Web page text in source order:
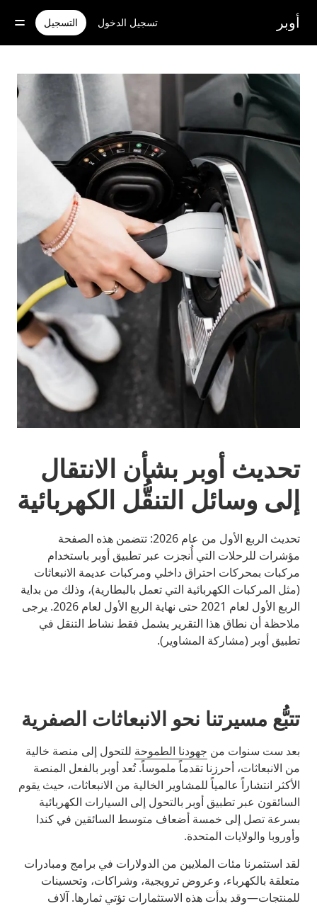
للوصول
المحتوى
أوبر تسجيل الدخول التسجيل
تحديث أوبر بشأن الانتقال
إلى وسائل التنقُّل الكهربائية
تحديث الربع الأول من عام 2026:
تتضمن هذه الصفحة
مؤشرات للرحلات التي أُنجزت عبر تطبيق أوبر باستخدام
مركبات بمحركات احتراق داخلي ومركبات عديمة الانبعاثات
(مثل المركبات الكهربائية التي تعمل بالبطارية)، وذلك من بداية
الربع الأول لعام 2021 حتى نهاية الربع الأول لعام 2026. يرجى
ملاحظة أن نطاق هذا التقرير يشمل فقط نشاط التنقل في
تطبيق أوبر (مشاركة المشاوير).
تتبُّع مسيرتنا نحو الانبعاثات الصفرية
بعد ست سنوات من جهودنا الطموحة للتحول إلى منصة خالية
من الانبعاثات، أحرزنا تقدماً ملموساً. تُعد أوبر بالفعل المنصة
الأكثر انتشاراً عالمياً للمشاوير الخالية من الانبعاثات، حيث يقوم
السائقون عبر تطبيق أوبر بالتحول إلى السيارات الكهربائية
بسرعة تصل إلى خمسة أضعاف متوسط السائقين في كندا
وأوروبا والولايات المتحدة.
لقد استثمرنا مئات الملايين من الدولارات في برامج ومبادرات
متعلقة بالكهرباء، وعروض ترويجية، وشراكات، وتحسينات
للمنتجات—وقد بدأت هذه الاستثمارات تؤتي ثمارها. آلاف